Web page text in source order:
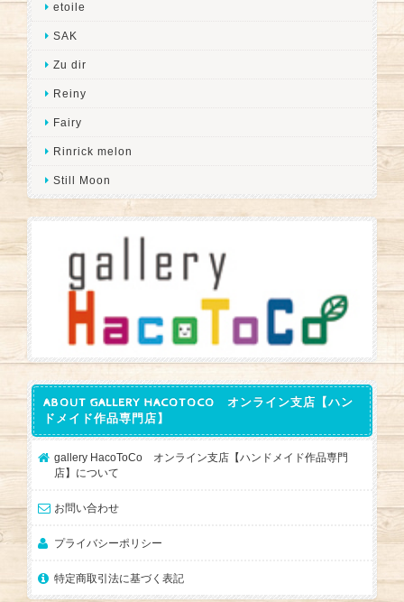
etoile
SAK
Zu dir
Reiny
Fairy
Rinrick melon
Still Moon
ABOUT GALLERY HACOTOCO オンライン支店【ハン
ドメイド作品専門店】
gallery HacoToCo オンライン支店【ハンドメイド作品専門
店】について
お問い合わせ
プライバシーポリシー
特定商取引法に基づく表記